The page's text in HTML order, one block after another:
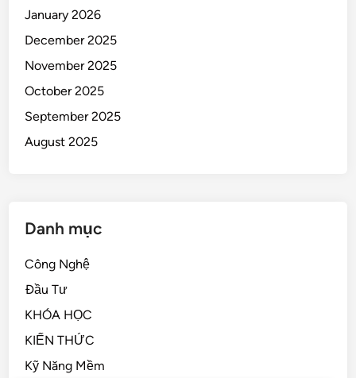
January 2026
December 2025
November 2025
October 2025
September 2025
August 2025
Danh mục
Công Nghệ
Đầu Tư
KHÓA HỌC
KIẾN THỨC
Kỹ Năng Mềm